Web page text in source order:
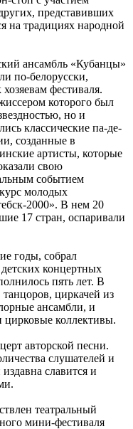
представивших
на традициях народной
ансамбль «Кубанцы»
по-белорусски,
фестиваля.
которого был
но и
классические па-де-
созданные в
артисты, которые
свою
событием
молодых
2000». В нем 20
17 стран, оспаривали
годы, собрал
концертных
пять лет. В
циркачей из
ансамбли, и
цирковые коллективы.
авторской песни.
слушателей и
славится и
театральный
мини-фестиваля